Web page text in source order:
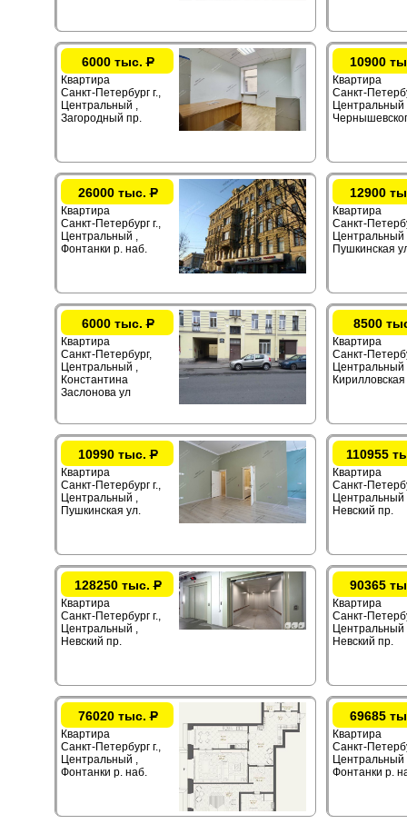
6000 тыс.Р
Квартира
Санкт-Петербург г.,
Центральный ,
Загородный пр.
10900
Квартира
Санкт-
Центральный
26000 тыс.Р
Квартира
Санкт-Петербург г.,
Центральный ,
Фонтанки р. наб.
12900
Квартира
Санкт-
Центральный
Пушкинская
6000 тыс.Р
Квартира
Санкт-Петербург,
Центральный ,
Константина
Заслонова ул
8500
Квартира
Санкт-
Центральный
Кирилловская
10990 тыс.Р
Квартира
Санкт-Петербург г.,
Центральный ,
Пушкинская ул.
110955
Квартира
Санкт-
Центральный
Невский пр.
128250 тыс.Р
Квартира
Санкт-Петербург г.,
Центральный ,
Невский пр.
90365
Квартира
Санкт-
Центральный
Невский пр.
76020 тыс.Р
Квартира
Санкт-Петербург г.,
Центральный ,
Фонтанки р. наб.
69685
Квартира
Санкт-
Центральный
Фонтанки р.